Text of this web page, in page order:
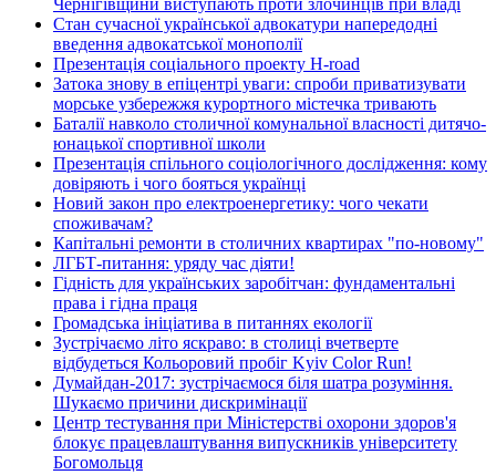
Стан сучасної української адвокатури напередодні
введення адвокатської монополії
Презентація соціального проекту H-road
Затока знову в епіцентрі уваги: спроби приватизувати
морське узбережжя курортного містечка тривають
Баталії навколо столичної комунальної власності дитячо-
юнацької спортивної школи
Презентація спільного соціологічного дослідження: кому
довіряють і чого бояться українці
Новий закон про електроенергетику: чого чекати
споживачам?
Капітальні ремонти в столичних квартирах "по-новому"
ЛГБТ-питання: уряду час діяти!
Гідність для українських заробітчан: фундаментальні
права і гідна праця
Громадська ініціатива в питаннях екології
Зустрічаємо літо яскраво: в столиці вчетверте
відбудеться Кольоровий пробіг Kyiv Color Run!
Думайдан-2017: зустрічаємося біля шатра розуміння.
Шукаємо причини дискримінації
Центр тестування при Міністерстві охорони здоров'я
блокує працевлаштування випускників університету
Богомольця